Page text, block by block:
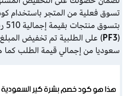
تسوق فعلية من المتجر باستخدام
(
PF3
سعوديا من إجمالي قيمة الطلب